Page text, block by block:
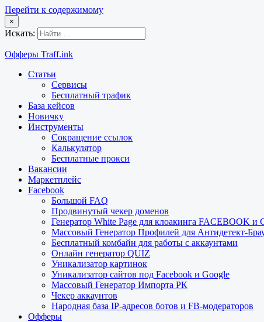
Перейти к содержимому
×
Искать:
Офферы Traff.ink
Статьи
Сервисы
Бесплатный трафик
База кейсов
Новичку
Инструменты
Сокращение ссылок
Калькулятор
Бесплатные прокси
Вакансии
Маркетплейс
Facebook
Большой FAQ
Продвинутый чекер доменов
Генератор White Page для клоакинга FACEBOOK и
Массовый Генератор Профилей для Антидетект-
Бесплатный комбайн для работы с аккаунтами
Онлайн генератор QUIZ
Уникализатор картинок
Уникализатор сайтов под Facebook и Google
Массовый Генератор Импорта РК
Чекер аккаунтов
Народная база IP-адресов ботов и FB-модераторов
Офферы